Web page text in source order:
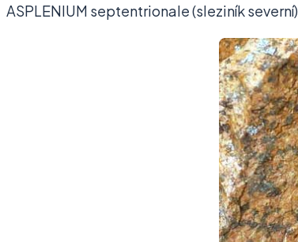
ASPLENIUM septentrionale (sleziník severní)